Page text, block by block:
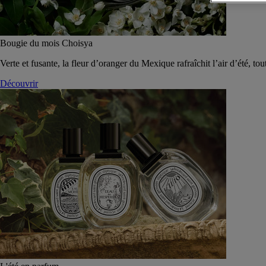
Bougie du mois Choisya
Verte et fusante, la fleur d’oranger du Mexique rafraîchit l’air d’été,
Découvrir